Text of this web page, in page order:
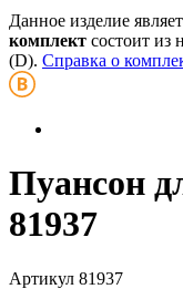
Данное изделие
комплект состоит из
(D). Справка о
Пуансон
81937
Артикул 81937